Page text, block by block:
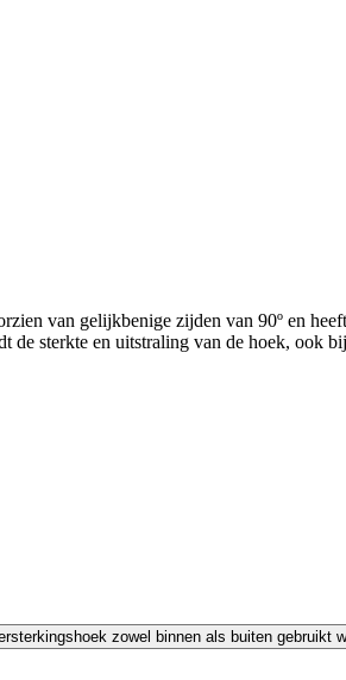
van gelijkbenige zijden van 90º en
de sterkte en uitstraling van de hoek, ook
zowel binnen als buiten gebruikt